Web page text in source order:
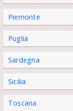
Piemonte
Puglia
Sardegna
Sicilia
Toscana